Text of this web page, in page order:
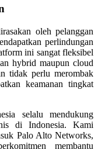
oleh pelanggan
perlindungan
ini sangat fleksibel
hybrid maupun cloud
tidak perlu merombak
keamanan tingkat
selalu mendukung
di Indonesia. Kami
Palo Alto Networks,
membantu